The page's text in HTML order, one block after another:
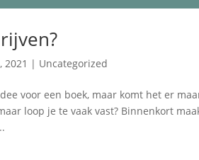
2021 | Uncategorized
voor een boek, maar komt het er
loop je te vaak vast? Binnenkort